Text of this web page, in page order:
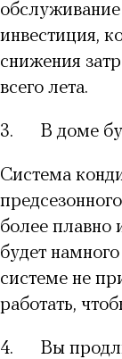
инвестиция,
снижения
всего лета.
3. В доме
Система
более
будет
системе не
работать,
4.
Вы